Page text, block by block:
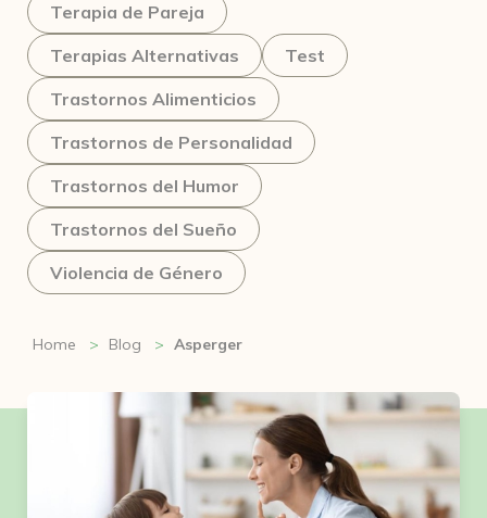
Terapia de Pareja
Terapias Alternativas
Test
Trastornos Alimenticios
Trastornos de Personalidad
Trastornos del Humor
Trastornos del Sueño
Violencia de Género
Home Blog Asperger